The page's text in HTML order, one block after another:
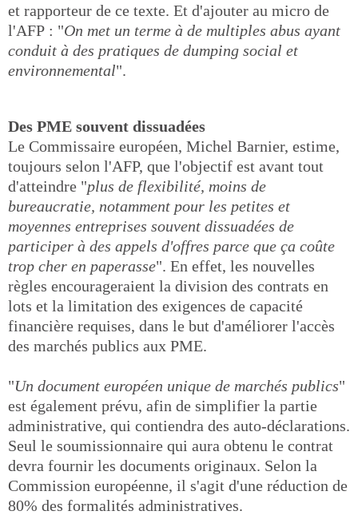
et rapporteur de ce texte. Et d'ajouter au micro de
l'AFP : "On met un terme à de multiples abus ayant
conduit à des pratiques de dumping social et
environnemental".
Des PME souvent dissuadées
Le Commissaire européen, Michel Barnier, estime,
toujours selon l'AFP, que l'objectif est avant tout
d'atteindre "plus de flexibilité, moins de
bureaucratie, notamment pour les petites et
moyennes entreprises souvent dissuadées de
participer à des appels d'offres parce que ça coûte
trop cher en paperasse". En effet, les nouvelles
règles encourageraient la division des contrats en
lots et la limitation des exigences de capacité
financière requises, dans le but d'améliorer l'accès
des marchés publics aux PME.
"Un document européen unique de marchés publics"
est également prévu, afin de simplifier la partie
administrative, qui contiendra des auto-déclarations.
Seul le soumissionnaire qui aura obtenu le contrat
devra fournir les documents originaux. Selon la
Commission européenne, il s'agit d'une réduction de
80% des formalités administratives.